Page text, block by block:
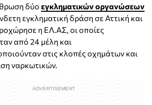
δύο εγκληματικών οργανώσεων
εγκληματική δράση σε Αττική και
η ΕΛ.ΑΣ, οι οποίες
από 24 μέλη και
στις κλοπές οχημάτων και
ναρκωτικών.